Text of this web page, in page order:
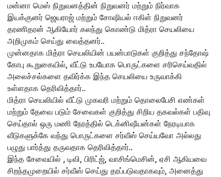
மன்னா மெஸ் நிறுவனத்தின் நிறுவனர் மற்றும் நிர்வாக
இயக்குனர் ஜெயராஜ் மற்றும் சோஷியல் ஈகிள் நிறுவனர்
தரணிதரன் ஆகியோர் கலந்து கொண்டு மித்ரா செயலியை
அறிமுகம் செய்து வைத்தனர்..
முன்னதாக மித்ரா செயலியின் பயன்பாடுகள் குறித்து சந்தோஷ்
கோபு கூறுகையில், வீட்டு உபயோக பொருட்களை சரிசெய்வதில்
அலைச்சல்களை தவிர்க்க இந்த செயலியை உருவாக்கி
உள்ளதாக தெரிவித்தார்..
மித்ரா செயலியில் வீட்டு முகவரி மற்றும் தொலைபேசி எண்கள்
மற்றும் தேவை படும் சேவைகள் குறித்து சிறிய தகவல்கள் பதிவு
செய்தால் ஒரு மணி நேரத்தில் டெக்னிஷீயன்கள் நேரடியாக
வீடுகளுக்கே வந்து பொருட்களை சர்வீஸ் செய்யவோ அல்லது
பழுது பார்த்து தருவதாக தெரிவித்தார்..
இந்த சேவையில் , டிவி, பிரிட்ஜ், வாசிங்மெசின், ஏசி ஆகியவை
சிறந்தமுறையில் சர்வீஸ் செய்து தரப்படுவதாகவும், அனைத்து